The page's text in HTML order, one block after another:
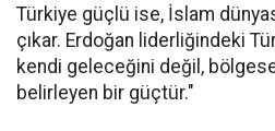
Türkiye güçlü ise, İslam
çıkar. Erdoğan liderliğindeki
kendi geleceğini değil,
belirleyen bir güçtür."